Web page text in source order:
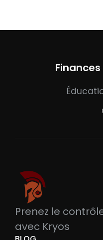
Prenez le
avec Kryos